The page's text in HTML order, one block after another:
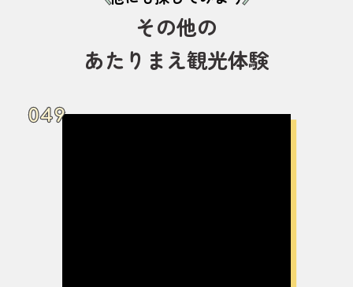
その他の
あたりまえ観光体験
049
049